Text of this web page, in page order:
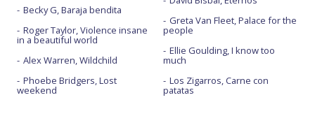
Becky G, Baraja bendita
Roger Taylor, Violence insane
in a beautiful world
Alex Warren, Wildchild
Phoebe Bridgers, Lost
weekend
Greta Van Fleet, Palace for the
people
Ellie Goulding, I know too
much
Los Zigarros, Carne con
patatas